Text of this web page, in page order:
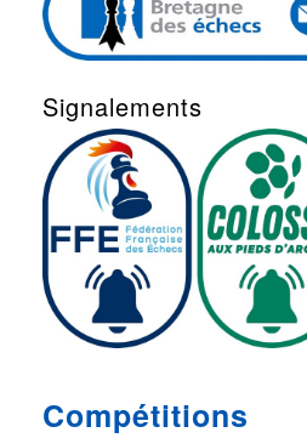
Signalements
Compétitions